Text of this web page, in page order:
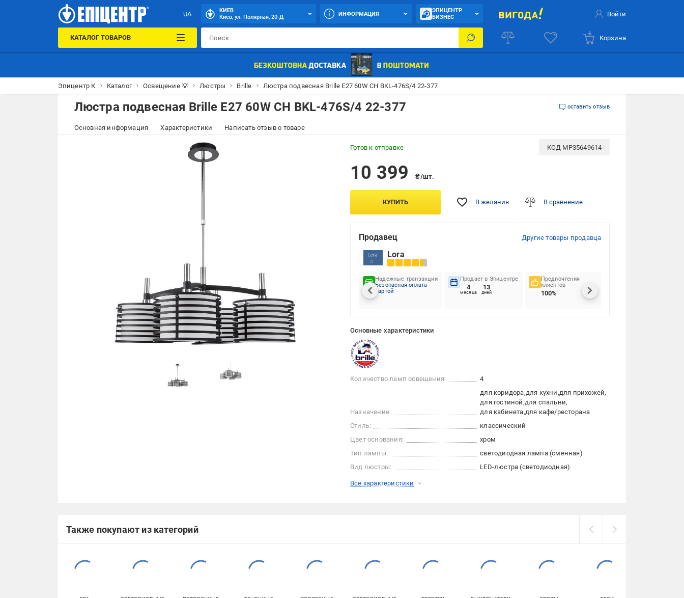
UA
КИЕВ
Киев, ул. Полярная, 20-Д
ИНФОРМАЦИЯ
ЭПИЦЕНТР
БИЗНЕС
Войти
КАТАЛОГ ТОВАРОВ Корзина
Эпицентр К Каталог Освещение 💡 Люстры Brille Люстра подвесная Brille E27 60W CH BKL-476S/4 22-377
Люстра подвесная Brille E27 60W CH BKL-476S/4 22-377 оставить отзыв
Основная информация Характеристики Написать отзыв о товаре
Готов к отправке КОД MP35649614
10 399 ₴/шт.
КУПИТЬ В желания В сравнение
Продавец Другие товары продавца
Lora
Надежные транзакции
Безопасная оплата
картой
Продает в Эпицентре
4
месяца
13
дней
Предпочтения
клиентов
100%
Основные характеристики
Количество ламп освещения: 4
Назначение:
для коридора для кухни для прихожей
для гостиной для спальни
для кабинета для кафе/ресторана
Стиль:
классический
Цвет основания:
хром
Тип лампы:
светодиодная лампа (сменная)
Вид люстры:
LED-люстра (светодиодная)
Все характеристики
Также покупают из категорий